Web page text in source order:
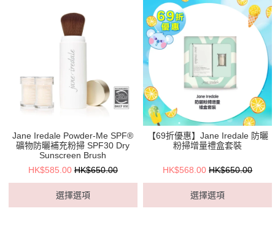
Jane Iredale Powder-Me SPF®
礦物防曬補充粉掃 SPF30 Dry
Sunscreen Brush
HK$585.00 HK$650.00
選擇選項
【69折優惠】Jane Iredale 防曬
粉掃增量禮盒套裝
HK$568.00 HK$650.00
選擇選項